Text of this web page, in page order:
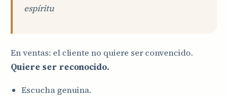
espíritu
En ventas: el cliente no quiere ser convencido.
Quiere ser reconocido.
Escucha genuina.